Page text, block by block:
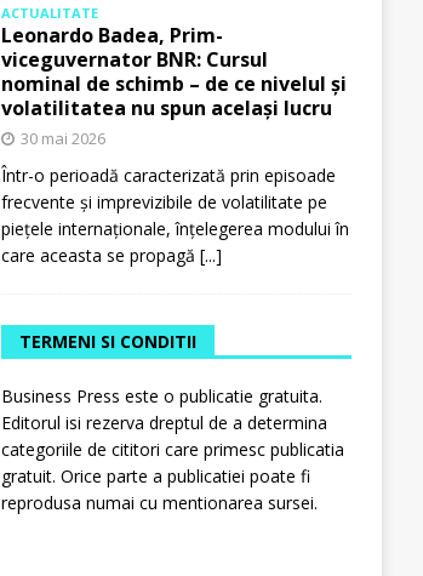
ACTUALITATE
Leonardo Badea, Prim-
viceguvernator BNR: Cursul
nominal de schimb – de ce nivelul și
volatilitatea nu spun același lucru
30 mai 2026
Într-o perioadă caracterizată prin episoade
frecvente și imprevizibile de volatilitate pe
piețele internaționale, înțelegerea modului în
care aceasta se propagă [...]
TERMENI SI CONDITII
Business Press este o publicatie gratuita.
Editorul isi rezerva dreptul de a determina
categoriile de cititori care primesc publicatia
gratuit. Orice parte a publicatiei poate fi
reprodusa numai cu mentionarea sursei.